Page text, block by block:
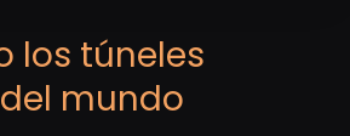
los túneles
mundo